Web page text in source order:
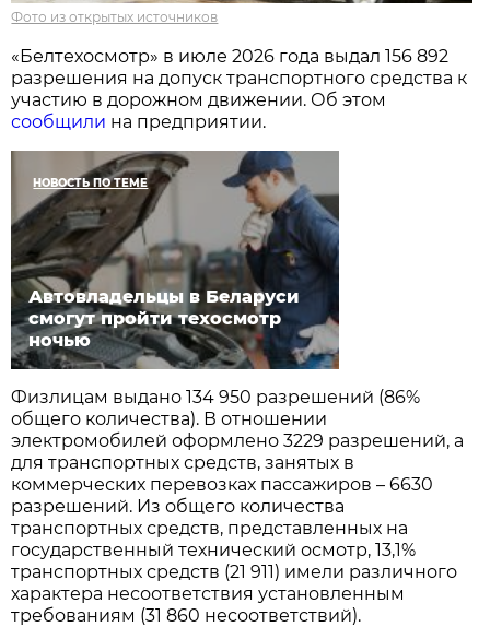
Фото из открытых источников
«Белтехосмотр» в июле 2026 года выдал 156 892
разрешения на допуск транспортного средства к
участию в дорожном движении. Об этом
сообщили на предприятии.
НОВОСТЬ ПО ТЕМЕ
Автовладельцы в Беларуси
смогут пройти техосмотр
ночью
Физлицам выдано 134 950 разрешений (86%
общего количества). В отношении
электромобилей оформлено 3229 разрешений, а
для транспортных средств, занятых в
коммерческих перевозках пассажиров – 6630
разрешений. Из общего количества
транспортных средств, представленных на
государственный технический осмотр, 13,1%
транспортных средств (21 911) имели различного
характера несоответствия установленным
требованиям (31 860 несоответствий).